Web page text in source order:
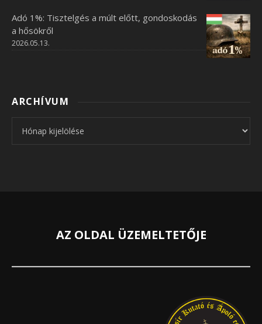
Adó 1%: Tisztelgés a múlt előtt, gondoskodás
a hősökről
2026.05.13.
ARCHÍVUM
AZ OLDAL ÜZEMELTETŐJE